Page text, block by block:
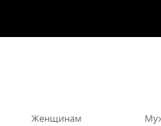
Женщинам